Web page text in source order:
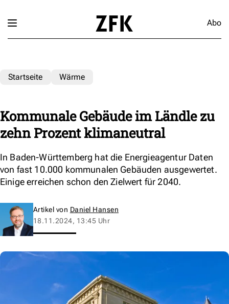
Abo
Startseite Wärme
Kommunale Gebäude im Ländle zu
zehn Prozent klimaneutral
In Baden-Württemberg hat die Energieagentur Daten
von fast 10.000 kommunalen Gebäuden ausgewertet.
Einige erreichen schon den Zielwert für 2040.
Artikel von Daniel Hansen
18.11.2024, 13:45 Uhr